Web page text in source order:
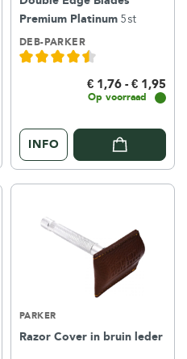
Premium Platinum 5st
DEB-PARKER
€ 1,76 - € 1,95
Op voorraad
INFO
PARKER
Razor Cover in bruin leder